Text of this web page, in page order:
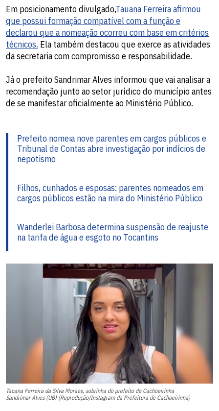
Em posicionamento divulgado,Tauana Ferreira afirmou
que possui formação compatível com a função e
declarou que a nomeação ocorreu com base em critérios
técnicos. Ela também destacou que exerce as atividades
da secretaria com compromisso e responsabilidade.
Já o prefeito Sandrimar Alves informou que vai analisar a
recomendação junto ao setor jurídico do município antes
de se manifestar oficialmente ao Ministério Público.
Prefeito nomeia nove parentes em cargos públicos e
Tribunal de Contas abre investigação por indícios de
nepotismo
Filhos, cunhados e esposas: parentes nomeados em
cargos públicos estão na mira do Ministério Público
Wanderlei Barbosa determina suspensão de reajuste
na tarifa de água e esgoto no Tocantins
Tauana Ferreira da Silva Moraes, sobrinha do prefeito de Cachoeirinha
Sandrimar Alves (UB) (Reprodução/Instagram da Prefeitura de Cachoeirinha)